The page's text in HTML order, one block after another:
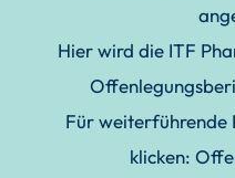
Hier wird die ITF
Für
klicken: